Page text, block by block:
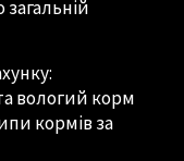
вологий корм
кормів за